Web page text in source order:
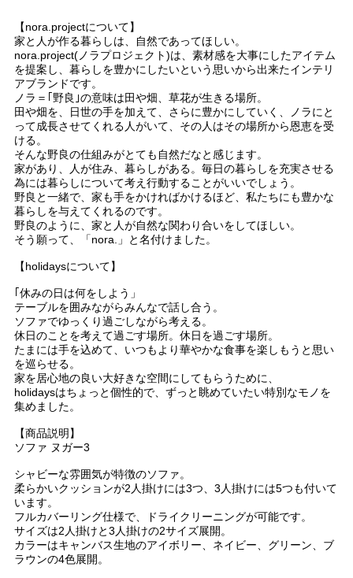
【nora.projectについて】
家と人が作る暮らしは、自然であってほしい。
nora.project(ノラプロジェクト)は、素材感を大事にしたアイテム
を提案し、暮らしを豊かにしたいという思いから出来たインテリ
アブランドです。
ノラ＝｢野良｣の意味は田や畑、草花が生きる場所。
田や畑を、日世の手を加えて、さらに豊かにしていく、ノラにと
って成長させてくれる人がいて、その人はその場所から恩恵を受
ける。
そんな野良の仕組みがとても自然だなと感じます。
家があり、人が住み、暮らしがある。毎日の暮らしを充実させる
為には暮らしについて考え行動することがいいでしょう。
野良と一緒で、家も手をかければかけるほど、私たちにも豊かな
暮らしを与えてくれるのです。
野良のように、家と人が自然な関わり合いをしてほしい。
そう願って、「nora.」と名付けました。
【holidaysについて】
｢休みの日は何をしよう」
テーブルを囲みながらみんなで話し合う。
ソファでゆっくり過ごしながら考える。
休日のことを考えて過ごす場所。休日を過ごす場所。
たまには手を込めて、いつもより華やかな食事を楽しもうと思い
を巡らせる。
家を居心地の良い大好きな空間にしてもらうために、
holidaysはちょっと個性的で、ずっと眺めていたい特別なモノを
集めました。
【商品説明】
ソファ ヌガー3
シャビーな雰囲気が特徴のソファ。
柔らかいクッションが2人掛けには3つ、3人掛けには5つも付いて
います。
フルカバーリング仕様で、ドライクリーニングが可能です。
サイズは2人掛けと3人掛けの2サイズ展開。
カラーはキャンバス生地のアイボリー、ネイビー、グリーン、ブ
ラウンの4色展開。